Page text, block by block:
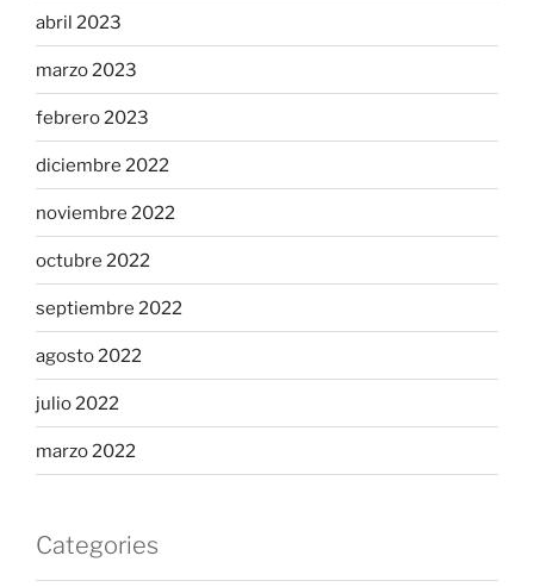
abril 2023
marzo 2023
febrero 2023
diciembre 2022
noviembre 2022
octubre 2022
septiembre 2022
agosto 2022
julio 2022
marzo 2022
Categories